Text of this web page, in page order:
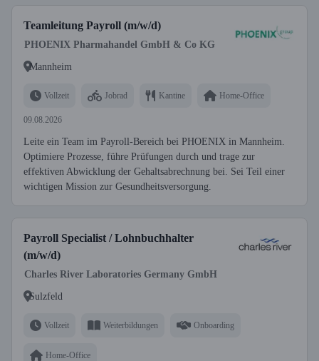
Teamleitung Payroll (m/w/d)
PHOENIX Pharmahandel GmbH & Co KG
Mannheim
Vollzeit Jobrad Kantine Home-Office
09.08.2026
Leite ein Team im Payroll-Bereich bei PHOENIX in Mannheim.
Optimiere Prozesse, führe Prüfungen durch und trage zur
effektiven Abwicklung der Gehaltsabrechnung bei. Sei Teil einer
wichtigen Mission zur Gesundheitsversorgung.
Payroll Specialist / Lohnbuchhalter
(m/w/d)
Charles River Laboratories Germany GmbH
Sulzfeld
Vollzeit Weiterbildungen Onboarding
Home-Office